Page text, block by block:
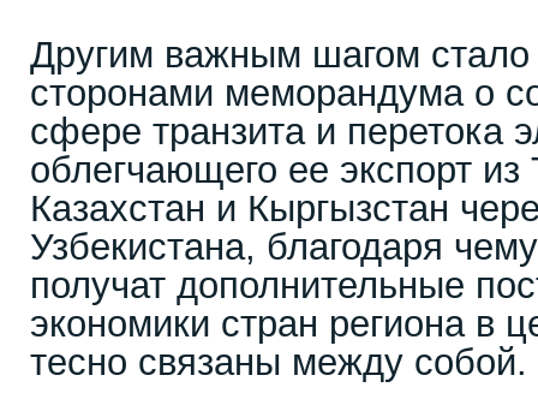
Другим важным шагом стало
сторонами меморандума о
сфере транзита и перетока
облегчающего ее экспорт из
Казахстан и Кыргызстан
Узбекистана, благодаря
получат дополнительные
экономики стран региона в
тесно связаны между собой.